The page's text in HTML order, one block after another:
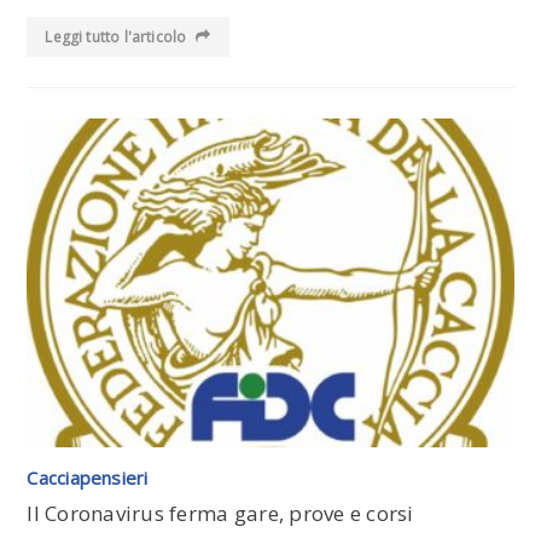
Leggi tutto l'articolo
Leggi tutto l'articolo
Cacciapensieri
Il Coronavirus ferma gare, prove e corsi